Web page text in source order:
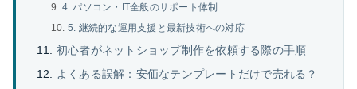
4. パソコン・IT全般のサポート体制
5. 継続的な運用支援と最新技術への対応
初心者がネットショップ制作を依頼する際の手順
よくある誤解：安価なテンプレートだけで売れる？